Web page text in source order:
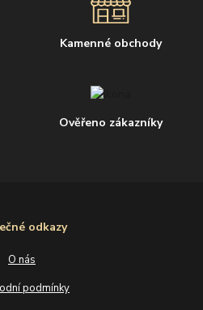
Kamenné obchody
Ověřeno zákazníky
odkazy
O nás
podmínky